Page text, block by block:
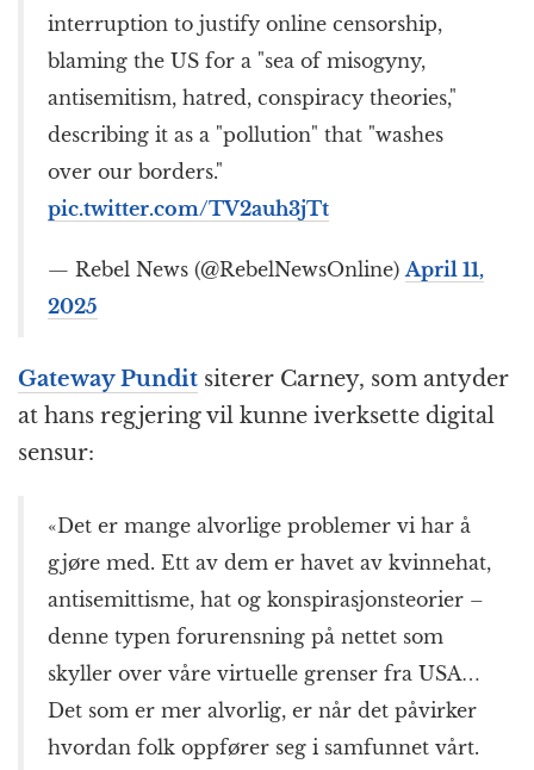
interruption to justify online censorship,
blaming the US for a "sea of misogyny,
antisemitism, hatred, conspiracy theories,"
describing it as a "pollution" that "washes
over our borders."
pic.twitter.com/TV2auh3jTt
— Rebel News (@RebelNewsOnline) April 11,
2025
Gateway Pundit siterer Carney, som antyder
at hans regjering vil kunne iverksette digital
sensur:
«Det er mange alvorlige problemer vi har å
gjøre med. Ett av dem er havet av kvinnehat,
antisemittisme, hat og konspirasjonsteorier –
denne typen forurensning på nettet som
skyller over våre virtuelle grenser fra USA…
Det som er mer alvorlig, er når det påvirker
hvordan folk oppfører seg i samfunnet vårt.